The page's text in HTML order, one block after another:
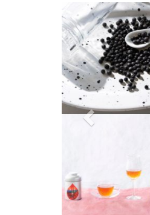
Previous